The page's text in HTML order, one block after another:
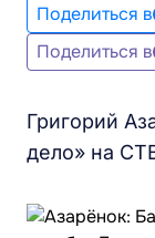
Поделиться в
Поделиться в
Григорий
дело» на